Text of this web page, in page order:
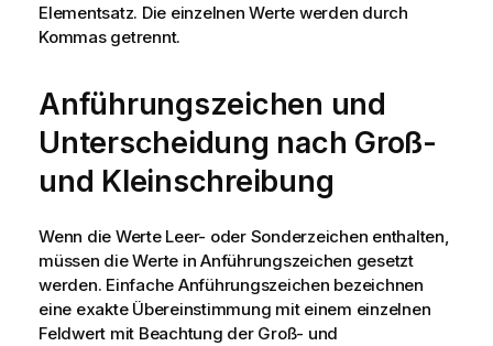
Elementsatz. Die einzelnen Werte werden durch
Kommas getrennt.
Anführungszeichen und
Unterscheidung nach Groß-
und Kleinschreibung
Wenn die Werte Leer- oder Sonderzeichen enthalten,
müssen die Werte in Anführungszeichen gesetzt
werden. Einfache Anführungszeichen bezeichnen
eine exakte Übereinstimmung mit einem einzelnen
Feldwert mit Beachtung der Groß- und